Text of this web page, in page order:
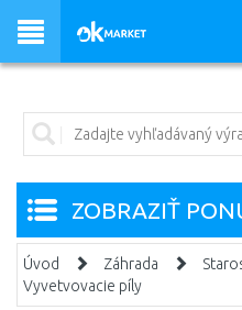
ZOBRAZIŤ
Úvod Záhrada
Vyvetvovacie píly